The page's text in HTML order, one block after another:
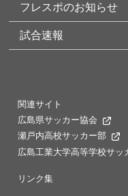
フレスポのお知らせ
試合速報
関連サイト
広島県サッカー協会
瀬戸内高校サッカー部
広島工業大学高等学校サッ
リンク集